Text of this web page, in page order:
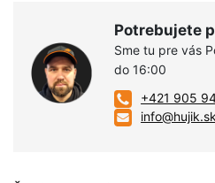
Potrebujete
Sme tu pre vás
do 16:00
+421 905
info@hujik.sk